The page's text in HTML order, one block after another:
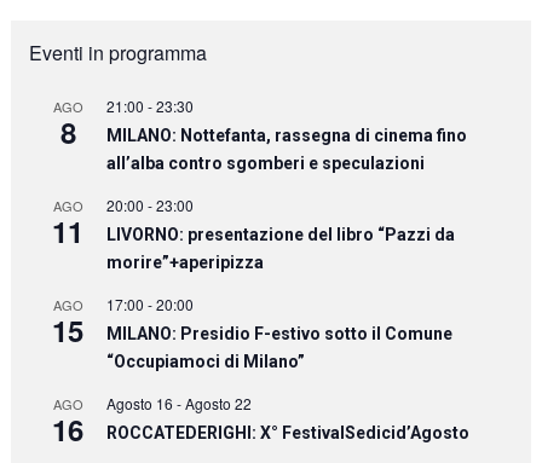
Eventi in programma
AGO
8
21:00 -23:30
MILANO: Nottefanta, rassegna di cinema fino
all’alba contro sgomberi e speculazioni
AGO
11
20:00 -23:00
LIVORNO: presentazione del libro “Pazzi da
morire”+aperipizza
AGO
15
17:00 -20:00
MILANO: Presidio F-estivo sotto il Comune
“Occupiamoci di Milano”
AGO
16
Agosto 16 -Agosto 22
ROCCATEDERIGHI: X° FestivalSedicid’Agosto